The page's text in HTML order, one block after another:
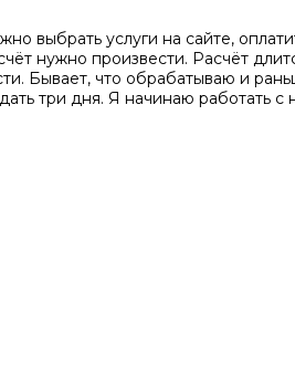
выбрать услуги на сайте,
нужно произвести. Расчёт
Бывает, что обрабатываю и
три дня. Я начинаю работать